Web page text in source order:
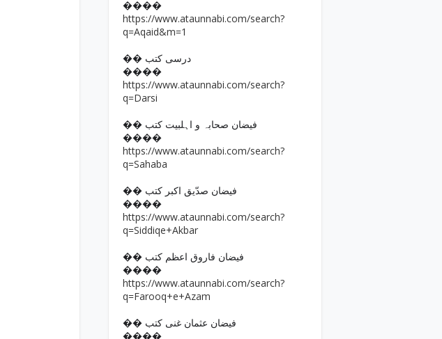
����
https://www.ataunnabi.com/search?
q=Aqaid&m=1
�� درسی کتب
����
https://www.ataunnabi.com/search?
q=Darsi
�� فیضان صحابہ و اہلبیت کتب
����
https://www.ataunnabi.com/search?
q=Sahaba
�� فیضان صدّیق اکبر کتب
����
https://www.ataunnabi.com/search?
q=Siddiqe+Akbar
�� فیضان فاروق اعظم کتب
����
https://www.ataunnabi.com/search?
q=Farooq+e+Azam
�� فیضان عثمان غنی کتب
����